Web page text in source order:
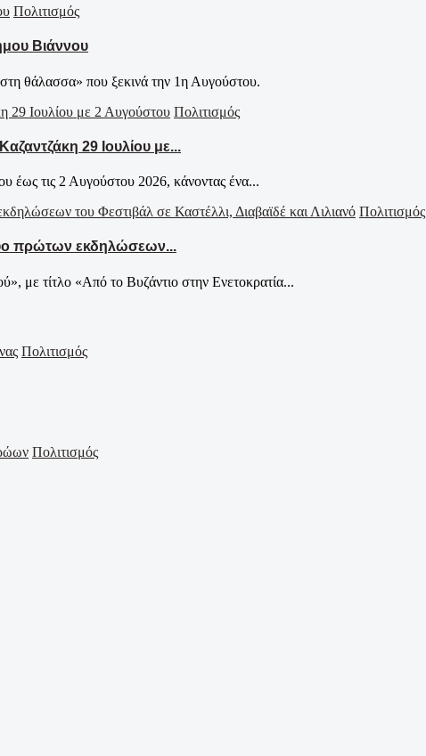
Πολιτισμός
Βιάννου
θάλασσα» που ξεκινά την 1η Αυγούστου.
Πολιτισμός
29 Ιουλίου με...
τις 2 Αυγούστου 2026, κάνοντας ένα...
Πολιτισμός
πρώτων εκδηλώσεων...
με τίτλο «Από το Βυζάντιο στην Ενετοκρατία...
Πολιτισμός
Πολιτισμός